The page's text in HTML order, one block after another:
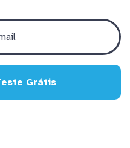
Grátis